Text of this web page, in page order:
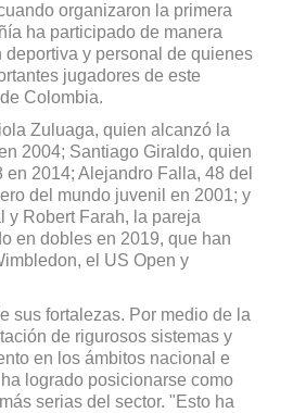
organizaron la primera
ha participado de manera
deportiva y personal de quienes
jugadores de este
Colombia.
Zuluaga, quien alcanzó la
2004; Santiago Giraldo, quien
2014; Alejandro Falla, 48 del
del mundo juvenil en 2001; y
y Robert Farah, la pareja
en dobles en 2019, que han
el US Open y
sus fortalezas. Por medio de la
de rigurosos sistemas y
en los ámbitos nacional e
logrado posicionarse como
serias del sector. "Esto ha